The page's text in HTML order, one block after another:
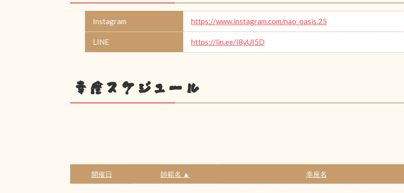
Instagram https://www.instagram.com/nao_oasis.25
LINE https://lin.ee/I8yUI5D
幸座スケジュール
開催日 師範名 ▲ 幸座名